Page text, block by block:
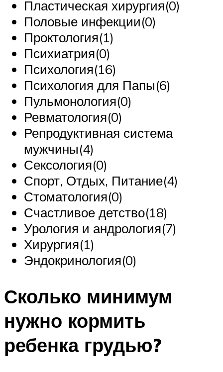
Пластическая хирургия(0)
Половые инфекции(0)
Проктология(1)
Психиатрия(0)
Психология(16)
Психология для Папы(6)
Пульмонология(0)
Ревматология(0)
Репродуктивная система
мужчины(4)
Сексология(0)
Спорт, Отдых, Питание(4)
Стоматология(0)
Счастливое детство(18)
Урология и андрология(7)
Хирургия(1)
Эндокринология(0)
Сколько минимум
нужно кормить
ребенка грудью?